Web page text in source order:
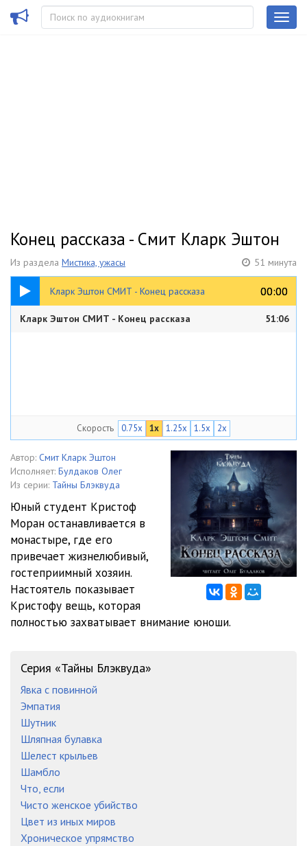
Конец рассказа - Смит Кларк Эштон
Из раздела Мистика, ужасы 51 минута
Кларк Эштон СМИТ - Конец рассказа 00:00
00:00
51:06
Кларк Эштон СМИТ - Конец рассказа 51:06
Скорость 0.75x 1x 1.25x 1.5x 2x
Автор: Смит Кларк Эштон
Исполняет: Булдаков Олег
Из серии: Тайны Блэквуда
Юный студент Кристоф
Моран останавливается в
монастыре, где его
привечает жизнелюбивый,
гостеприимный хозяин.
Настоятель показывает
Кристофу вещь, которая
полностью захватывает внимание юноши.
Серия «Тайны Блэквуда»
Явка с повинной
Эмпатия
Шутник
Шляпная булавка
Шелест крыльев
Шамбло
Что, если
Чисто женское убийство
Цвет из иных миров
Хроническое упрямство